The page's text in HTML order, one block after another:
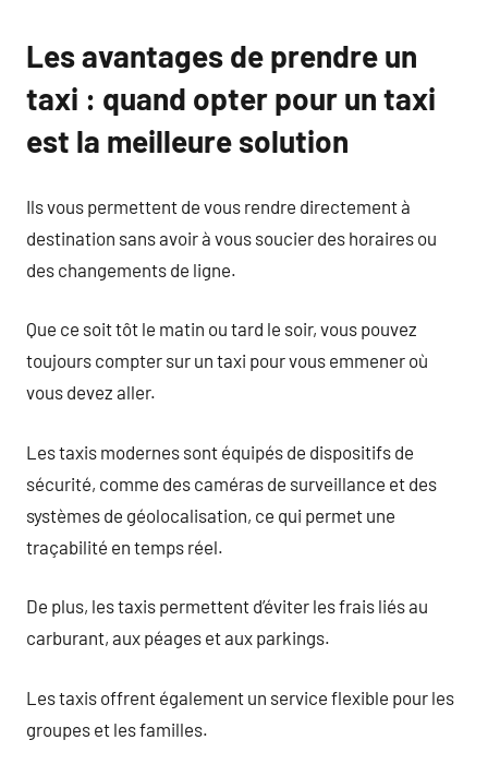
Les avantages de prendre un
taxi : quand opter pour un taxi
est la meilleure solution
Ils vous permettent de vous rendre directement à
destination sans avoir à vous soucier des horaires ou
des changements de ligne.
Que ce soit tôt le matin ou tard le soir, vous pouvez
toujours compter sur un taxi pour vous emmener où
vous devez aller.
Les taxis modernes sont équipés de dispositifs de
sécurité, comme des caméras de surveillance et des
systèmes de géolocalisation, ce qui permet une
traçabilité en temps réel.
De plus, les taxis permettent d’éviter les frais liés au
carburant, aux péages et aux parkings.
Les taxis offrent également un service flexible pour les
groupes et les familles.